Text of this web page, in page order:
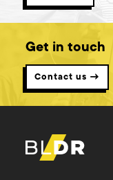
Get in touch
Contact us →